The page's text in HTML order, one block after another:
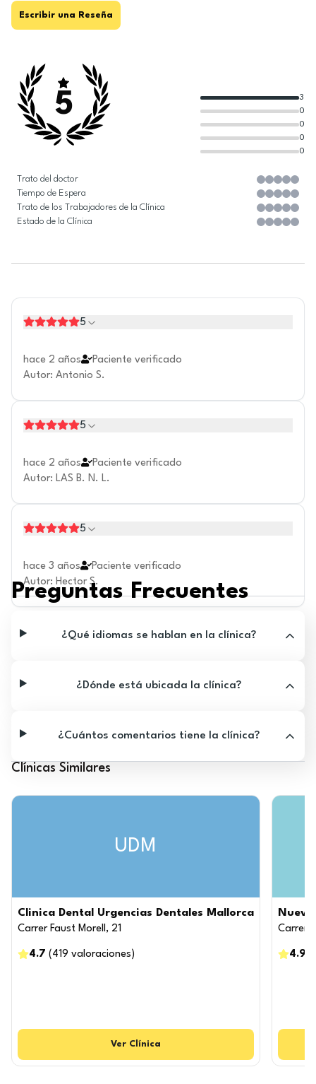
Escribir una Reseña
5
0
0
0
0
3
Trato del doctor
Tiempo de Espera
Trato de los Trabajadores de la Clínica
Estado de la Clínica
5
hace 2 años
Paciente verificado
Autor: Antonio S.
5
hace 2 años
Paciente verificado
Autor: LAS B. N. L.
5
hace 3 años
Paciente verificado
Autor: Hector S.
Preguntas Frecuentes
¿Qué idiomas se hablan en la clínica?
¿Dónde está ubicada la clínica?
¿Cuántos comentarios tiene la clínica?
Clínicas Similares
UDM
Clinica Dental Urgencias Dentales Mallorca
Carrer Faust Morell, 21
4.7 ( 419 valoraciones )
Ver Clínica
Carrer
4.9